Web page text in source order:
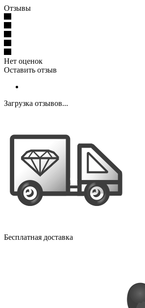
Отзывы
Нет оценок
Оставить отзыв
Загрузка отзывов...
Бесплатная доставка